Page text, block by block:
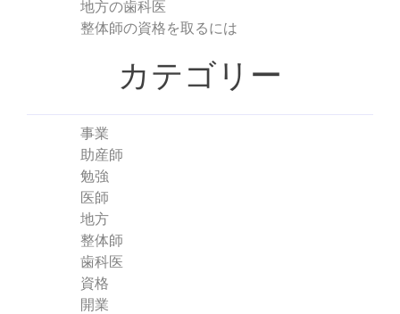
地方の歯科医
整体師の資格を取るには
カテゴリー
事業
助産師
勉強
医師
地方
整体師
歯科医
資格
開業